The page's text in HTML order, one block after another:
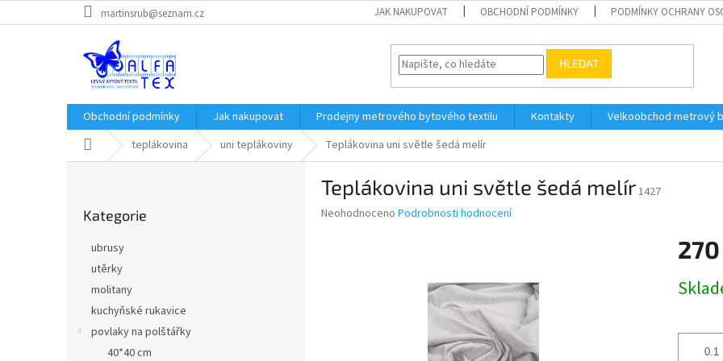
na
martinsrub@seznam.cz JAK NAKUPOVAT OBCHODNÍ PODMÍNKY PODMÍNKY OCHRANY
HLEDAT
Obchodní podmínky Jak nakupovat Prodejny metrového bytového textilu Kontakty Velkoobchod metrový
Domů teplákovina uni teplákoviny Teplákovina uni světle šedá melír
kategorie
Kategorie
ubrusy
utěrky
molitany
kuchyňské rukavice
povlaky na polštářky
40*40 cm
Teplákovina uni světle šedá melír1427
Průměrné
Neohodnoceno Podrobnosti hodnocení
cena: